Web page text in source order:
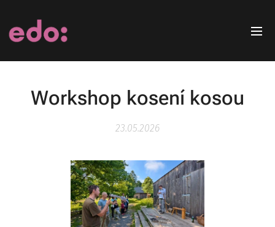
Workshop kosení kosou
23.05.2026